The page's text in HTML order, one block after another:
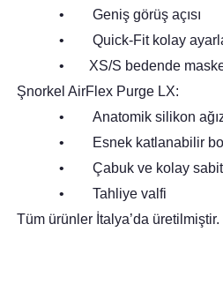
• Geniş görüş açısı
• Quick-Fit kolay
• XS/S bedende maske
Şnorkel AirFlex Purge LX:
• Anatomik silikon
• Esnek katlanabilir
• Çabuk ve kolay
• Tahliye valfi
Tüm ürünler İtalya’da üretilmiştir.